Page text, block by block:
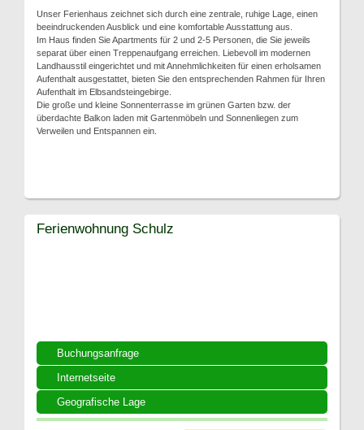
Unser Ferienhaus zeichnet sich durch eine zentrale, ruhige Lage, einen
beeindruckenden Ausblick und eine komfortable Ausstattung aus.
Im Haus finden Sie Apartments für 2 und 2-5 Personen, die Sie jeweils
separat über einen Treppenaufgang erreichen. Liebevoll im modernen
Landhausstil eingerichtet und mit Annehmlichkeiten für einen erholsamen
Aufenthalt ausgestattet, bieten Sie den entsprechenden Rahmen für Ihren
Aufenthalt im Elbsandsteingebirge.
Die große und kleine Sonnenterrasse im grünen Garten bzw. der
überdachte Balkon laden mit Gartenmöbeln und Sonnenliegen zum
Verweilen und Entspannen ein.
Buchungsanfrage
Internetseite
Geografische Lage
Ferienwohnung Schulz